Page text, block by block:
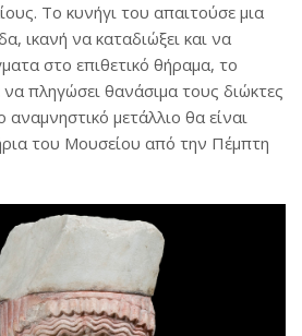
Το κυνήγι του απαιτούσε μια
ικανή να καταδιώξει και να
στο επιθετικό θήραμα, το
πληγώσει θανάσιμα τους διώκτες
μετάλλιο θα είναι
του Μουσείου από την Πέμπτη